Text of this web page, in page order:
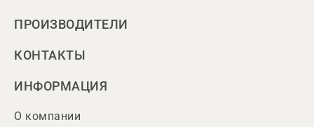
ПРОИЗВОДИТЕЛИ
КОНТАКТЫ
ИНФОРМАЦИЯ
О компании